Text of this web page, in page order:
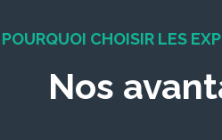
POURQUOI CHOISIR LES
Nos